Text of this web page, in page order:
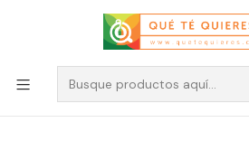
Infusores
Filtros